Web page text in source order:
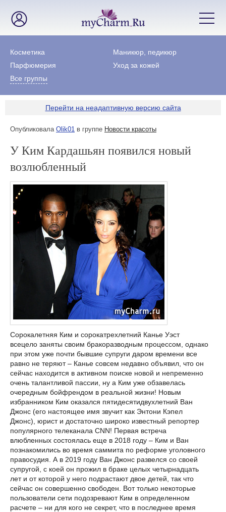
Косметика
Маникюр, педикюр
Парфюмерия
Уход за кожей
Все группы
Перейти на неадаптивную версию сайта
Опубликовала Olik01 в группе Новости красоты
У Ким Кардашьян появился новый
возлюбленный
Сорокалетняя Ким и сорокатрехлетний Канье Уэст
всецело заняты своим бракоразводным процессом, однако
при этом уже почти бывшие супруги даром времени все
равно не теряют – Канье совсем недавно объявил, что он
сейчас находится в активном поиске новой и непременно
очень талантливой пассии, ну а Ким уже обзавелась
очередным бойфрендом в реальной жизни! Новым
избранником Ким оказался пятидесятидвухлетний Ван
Джонс (его настоящее имя звучит как Энтони Кэпел
Джонс), юрист и достаточно широко известный репортер
популярного телеканала CNN! Первая встреча
влюбленных состоялась еще в 2018 году – Ким и Ван
познакомились во время саммита по реформе уголовного
правосудия. А в 2019 году Ван Джонс развелся со своей
супругой, с коей он прожил в браке целых четырнадцать
лет и от которой у него подрастают двое детей, так что
сейчас он совершенно свободен. Вот только некоторые
пользователи сети подозревают Ким в определенном
расчете – ни для кого не секрет, что в последнее время